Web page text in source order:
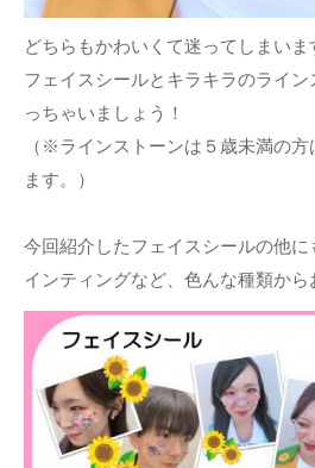
どちらもかわいくて迷ってしまいま
フェイスシールとキラキラのライ
っちゃいましょう！
（※ラインストーンは５歳未満の
ます。）
今回紹介したフェイスシールの他
インティングなど、色んな種類から